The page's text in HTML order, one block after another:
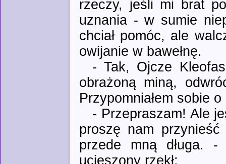
rzeczy, jeśli mi brat
uznania - w sumie
chciał pomóc, ale
owijanie w bawełnę.
- Tak, Ojcze
obrażoną miną,
Przypomniałem sobie
- Przepraszam! Ale
proszę nam
przede mną długa. -
ucieszony rzekł: